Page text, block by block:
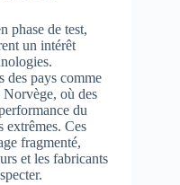
phase de test,
un intérêt
des pays comme
où des
du
extrêmes. Ces
fragmenté,
et les fabricants